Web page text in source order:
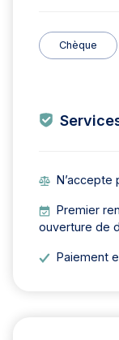
Chèque
N’accepte
Premier
ouverture de
Paiement